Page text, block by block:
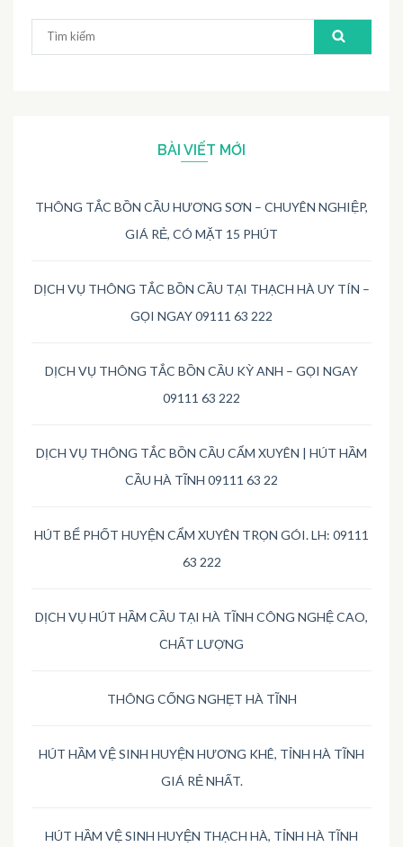
kiếm:
BÀI VIẾT MỚI
THÔNG TẮC BỒN CẦU HƯƠNG SƠN – CHUYÊN NGHIỆP,
GIÁ RẺ, CÓ MẶT 15 PHÚT
DỊCH VỤ THÔNG TẮC BỒN CẦU TẠI THẠCH HÀ UY TÍN –
GỌI NGAY 09111 63 222
DỊCH VỤ THÔNG TẮC BỒN CẦU KỲ ANH – GỌI NGAY
09111 63 222
DỊCH VỤ THÔNG TẮC BỒN CẦU CẨM XUYÊN | HÚT HẦM
CẦU HÀ TĨNH 09111 63 22
HÚT BỂ PHỐT HUYỆN CẨM XUYÊN TRỌN GÓI. LH: 09111
63 222
DỊCH VỤ HÚT HẦM CẦU TẠI HÀ TĨNH CÔNG NGHỆ CAO,
CHẤT LƯỢNG
THÔNG CỐNG NGHẸT HÀ TĨNH
HÚT HẦM VỆ SINH HUYỆN HƯƠNG KHÊ, TỈNH HÀ TĨNH
GIÁ RẺ NHẤT.
HÚT HẦM VỆ SINH HUYỆN THẠCH HÀ, TỈNH HÀ TĨNH